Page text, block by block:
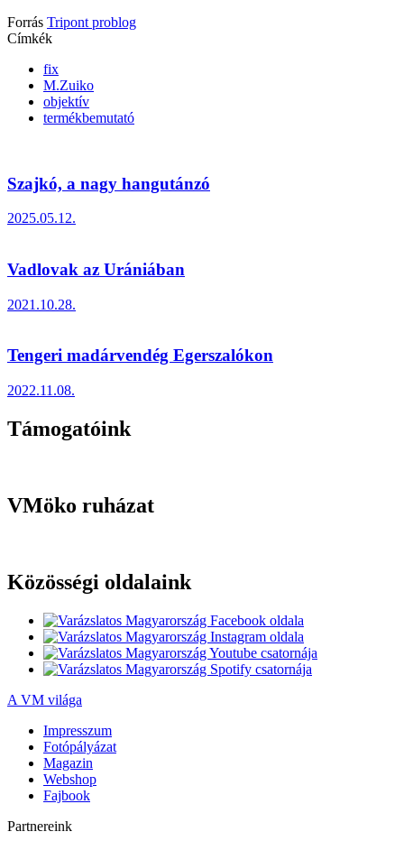
Forrás Tripont problog
Címkék
fix
M.Zuiko
objektív
termékbemutató
Szajkó, a nagy hangutánzó
2025.05.12.
Vadlovak az Urániában
2021.10.28.
Tengeri madárvendég Egerszalókon
2022.11.08.
Támogatóink
VMöko ruházat
Közösségi oldalaink
A VM világa
Impresszum
Fotópályázat
Magazin
Webshop
Fajbook
Partnereink